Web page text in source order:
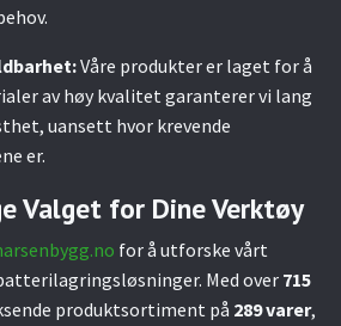
Våre produkter er laget for å
av høy kvalitet garanterer vi lang
uansett hvor krevende
er.
Valget for Dine Verktøy
for å utforske vårt
Med over 715
produktsortiment på 289 varer,